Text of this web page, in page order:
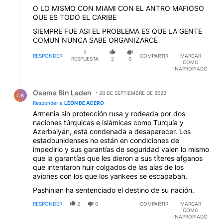
O LO MISMO CON MIAMI CON EL ANTRO MAFIOSO
QUE ES TODO EL CARIBE
SIEMPRE FUE ASI EL PROBLEMA ES QUE LA GENTE
COMUN NUNCA SABE ORGANIZARCE
RESPONDER
1
RESPUESTA
2 0
COMPARTIR
MARCAR
COMO
INAPROPIADO
OB Osama Bin Laden
28 DE SEPTIEMBRE DE 2023
Responder a LEON DE ACERO
Armenia sin protección rusa y rodeada por dos
naciones túrquicas e islámicas como Turquía y
Azerbaiyán, está condenada a desaparecer. Los
estadounidenses no están en condiciones de
impedirlo y sus garantías de seguridad valen lo mismo
que la garantías que les dieron a sus títeres afganos
que intentaron huir colgados de las alas de los
aviones con los que los yankees se escapaban.
Pashinian ha sentenciado el destino de su nación.
RESPONDER 2 0 COMPARTIR
MARCAR
COMO
INAPROPIADO